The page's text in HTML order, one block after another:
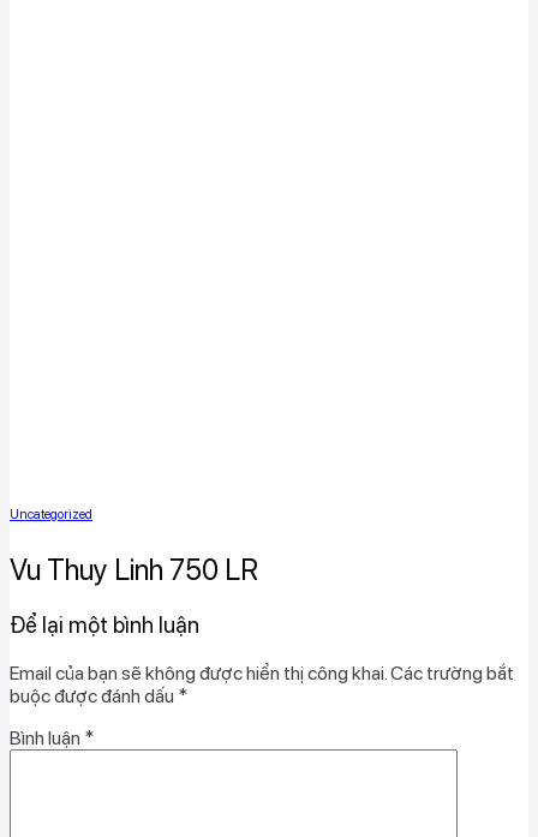
Uncategorized
Vu Thuy Linh 750 LR
Để lại một bình luận
Email của bạn sẽ không được hiển thị công khai. Các trường bắt
buộc được đánh dấu *
Bình luận *